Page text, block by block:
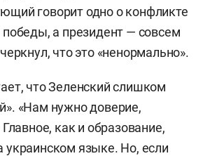
говорит одно о конфликте
победы, а президент — совсем
что это «ненормально».
что Зеленский слишком
«Нам нужно доверие,
как и образование,
языке. Но, если